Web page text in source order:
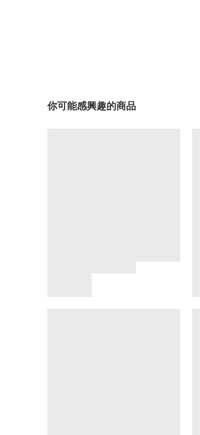
你可能感興趣的商品